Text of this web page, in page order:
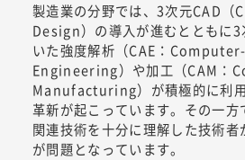
製造業の分野では、3次元CAD
Design）の導入が進むとともに3
いた強度解析（CAE：
Engineering）や加工（CAM：
Manufacturing）が積極的に利
革新が起こっています。その一方
関連技術を十分に理解した技術者
が問題となっています。